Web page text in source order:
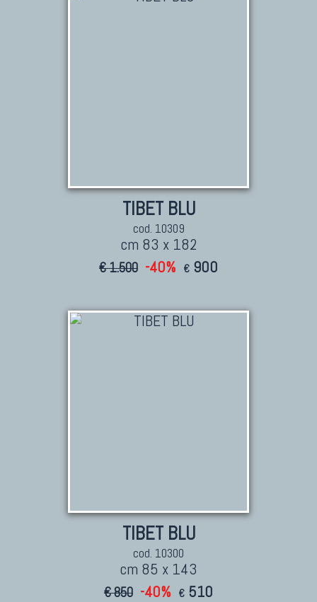
TIBET BLU
cod. 10309
cm 83 x 182
€ 1.500 -40% € 900
TIBET BLU
cod. 10300
cm 85 x 143
€ 850 -40% € 510